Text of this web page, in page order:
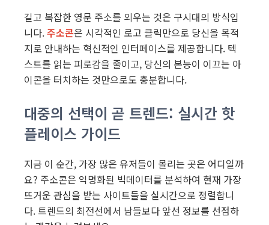
길고 복잡한 영문 주소를 외우는 것은 구시대의 방식입
니다.주소콘은 시각적인 로고 클릭만으로 당신을 목적
지로 안내하는 혁신적인 인터페이스를 제공합니다. 텍
스트를 읽는 피로감을 줄이고, 당신의 본능이 이끄는 아
이콘을 터치하는 것만으로도 충분합니다.
대중의 선택이 곧 트렌드: 실시간 핫
플레이스 가이드
지금 이 순간, 가장 많은 유저들이 몰리는 곳은 어디일까
요? 주소콘은 익명화된 빅데이터를 분석하여 현재 가장
뜨거운 관심을 받는 사이트들을 실시간으로 정렬합니
다. 트렌드의 최전선에서 남들보다 앞선 정보를 선점하